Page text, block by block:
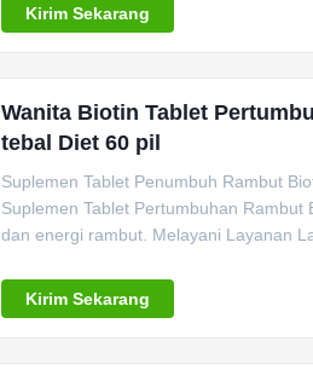
Kirim Sekarang
Wanita Biotin Tablet
tebal Diet 60 pil
Suplemen Tablet Penumbuh Rambut
Suplemen Tablet Pertumbuhan
dan energi rambut. Melayani Layanan
Kirim Sekarang